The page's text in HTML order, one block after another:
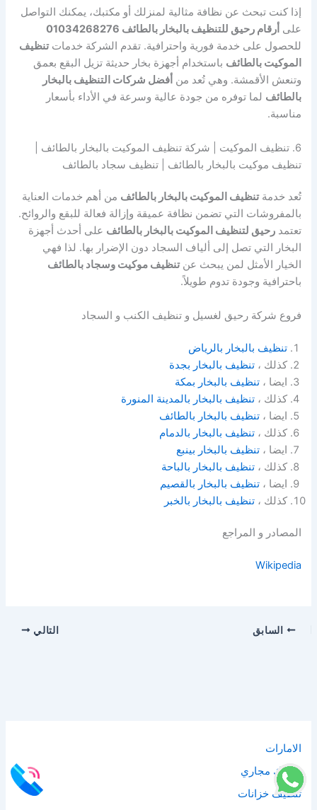
إذا كنت تبحث عن نظافة مثالية لمنزلك أو مكتبك، يمكنك التواصل
على أرقام رحيق للتنظيف بالبخار بالطائف 01034268276
للحصول على خدمة فورية واحترافية. تقدم الشركة خدماتتنظيف
الموكيت بالطائف باستخدام أجهزة بخار حديثة تزيل البقع بعمق
وتنعش الأقمشة. وهي تُعد من أفضل شركات التنظيف بالبخار
بالطائف لما توفره من جودة عالية وسرعة في الأداء بأسعار
مناسبة.
6. تنظيف الموكيت | شركة تنظيف الموكيت بالبخار بالطائف |
تنظيف موكيت بالبخار بالطائف | تنظيف سجاد بالطائف
تُعد خدمةتنظيف الموكيت بالبخار بالطائف من أهم خدمات العناية
بالمفروشات التي تضمن نظافة عميقة وإزالة فعالة للبقع والروائح.
تعتمدرحيق لتنظيف الموكيت بالبخار بالطائف على أحدث أجهزة
البخار التي تصل إلى ألياف السجاد دون الإضرار بها. لذا فهي
الخيار الأمثل لمن يبحث عنتنظيف موكيت وسجاد بالطائف
باحترافية وجودة تدوم طويلاً.
فروع شركة رحيق لغسيل و تنظيف الكنب و السجاد
تنظيف بالبخار بالرياض
كذلك ،تنظيف بالبخار بجدة
ايضا ،تنظيف بالبخار بمكة
كذلك ،تنظيف بالبخار بالمدينة المنورة
ايضا ،تنظيف بالبخار بالطائف
كذلك ،تنظيف بالبخار بالدمام
ايضا ،تنظيف بالبخار بينبع
كذلك ،تنظيف بالبخار بالباحة
ايضا ،تنظيف بالبخار بالقصيم
كذلك ،تنظيف بالبخار بالخبر
المصادر و المراجع
Wikipedia
السابق التالي
الامارات
تسليك مجاري
تنظيف خزانات